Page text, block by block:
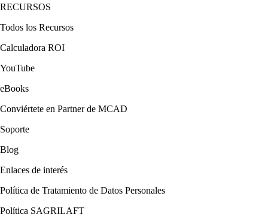
RECURSOS
Todos los Recursos
Calculadora ROI
YouTube
eBooks
Conviértete en Partner de MCAD
Soporte
Blog
Enlaces de interés
Política de Tratamiento de Datos Personales
Política SAGRILAFT